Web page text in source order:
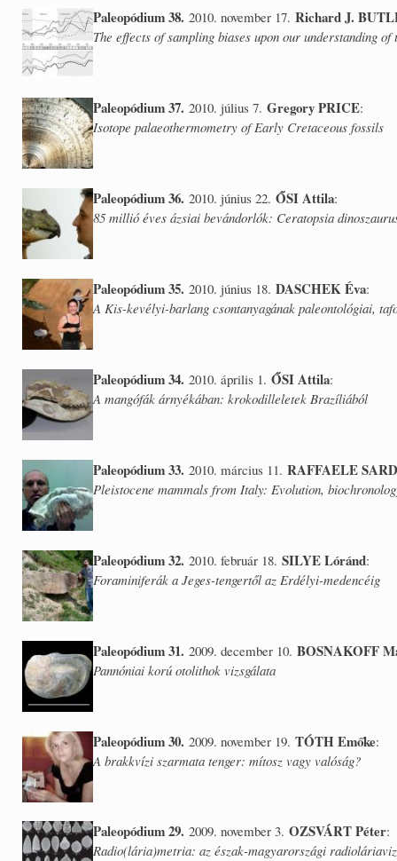
Paleopódium 38. 2010. november 17. Richard J.
The effects of sampling biases upon our understanding
Paleopódium 37. 2010. július 7. Gregory PRICE:
Isotope palaeothermometry of Early Cretaceous fossils
Paleopódium 36. 2010. június 22. ŐSI Attila:
85 millió éves ázsiai bevándorlók: Ceratopsia
Paleopódium 35. 2010. június 18. DASCHEK Éva:
A Kis-kevélyi-barlang csontanyagának paleontológiai,
Paleopódium 34. 2010. április 1. ŐSI Attila:
A mangófák árnyékában: krokodilleletek Brazíliából
Paleopódium 33. 2010. március 11. RAFFAELE
Pleistocene mammals from Italy: Evolution,
Paleopódium 32. 2010. február 18. SILYE Lóránd:
Foraminiferák a Jeges-tengertől az Erdélyi-medencéig
Paleopódium 31. 2009. december 10. BOSNAKOFF
Pannóniai korú otolithok vizsgálata
Paleopódium 30. 2009. november 19. TÓTH Emőke:
A brakkvízi szarmata tenger: mítosz vagy valóság?
Paleopódium 29. 2009. november 3. OZSVÁRT Péter:
Radio(lária)metria: az észak-magyarországi